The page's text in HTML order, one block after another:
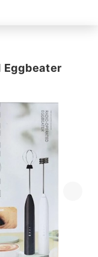
Eggbeater